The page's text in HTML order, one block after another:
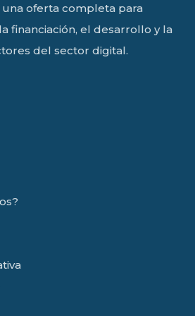
oferta completa para
financiación, el desarrollo y la
del sector digital.